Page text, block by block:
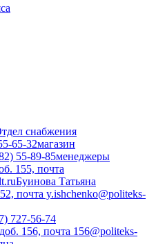
снабжения
65-32магазин
55-89-85менеджеры
155, почта
Буинова Татьяна
почта y.ishchenko@politeks-
727-56-74
156, почта 156@politeks-